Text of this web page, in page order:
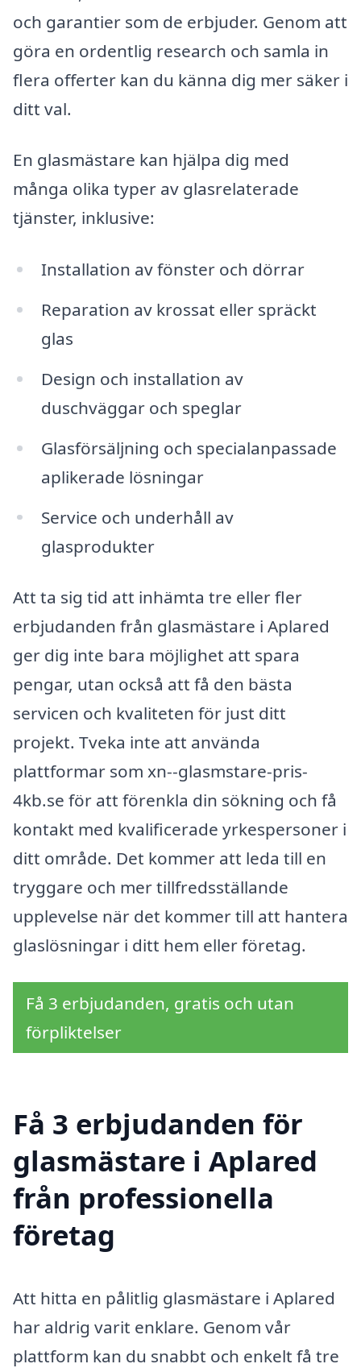
och garantier som de erbjuder. Genom att
göra en ordentlig research och samla in
flera offerter kan du känna dig mer säker i
ditt val.
En glasmästare kan hjälpa dig med
många olika typer av glasrelaterade
tjänster, inklusive:
Installation av fönster och dörrar
Reparation av krossat eller spräckt
glas
Design och installation av
duschväggar och speglar
Glasförsäljning och specialanpassade
aplikerade lösningar
Service och underhåll av
glasprodukter
Att ta sig tid att inhämta tre eller fler
erbjudanden från glasmästare i Aplared
ger dig inte bara möjlighet att spara
pengar, utan också att få den bästa
servicen och kvaliteten för just ditt
projekt. Tveka inte att använda
plattformar som xn--glasmstare-pris-
4kb.se för att förenkla din sökning och få
kontakt med kvalificerade yrkespersoner i
ditt område. Det kommer att leda till en
tryggare och mer tillfredsställande
upplevelse när det kommer till att hantera
glaslösningar i ditt hem eller företag.
Få 3 erbjudanden, gratis och utan
förpliktelser
Få 3 erbjudanden för
glasmästare i Aplared
från professionella
företag
Att hitta en pålitlig glasmästare i Aplared
har aldrig varit enklare. Genom vår
plattform kan du snabbt och enkelt få tre